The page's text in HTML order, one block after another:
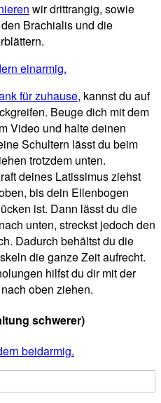
wir drittrangig, sowie
Brachialis und die
für zuhause, kannst du auf
Beuge dich mit dem
Video und halte deinen
Schultern lässt du beim
trotzdem unten.
deines Latissimus ziehst
bis dein Ellenbogen
ist. Dann lässt du die
unten, streckst jedoch den
Dadurch behältst du die
die ganze Zeit aufrecht.
hilfst du dir mit der
oben ziehen.
schwerer)